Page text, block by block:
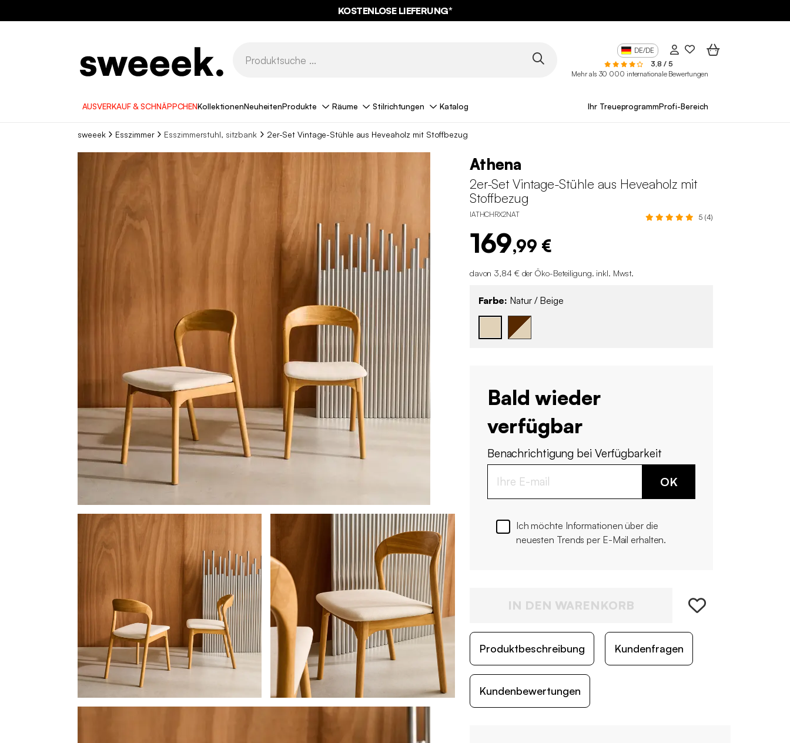
KOSTENLOSE LIEFERUNG*
DE/DE
3,8 / 5
Mehr als 30 000 internationale Bewertungen
AUSVERKAUF & SCHNÄPPCHENKollektionenNeuheitenProdukte Räume Stilrichtungen Katalog Ihr TreueprogrammProfi-Bereich
sweeek Esszimmer Esszimmerstuhl, sitzbank 2er-Set Vintage-Stühle aus Heveaholz mit Stoffbezug
Athena
2er-Set Vintage-Stühle aus Heveaholz mit
Stoffbezug
IATHCHRX2NAT 5 (4)
169,99 €
davon 3,84 € der Öko-Beteiligung. inkl. Mwst.
Farbe: Natur / Beige
Bald wieder
verfügbar
Benachrichtigung bei Verfügbarkeit
OK
Ich möchte Informationen über die
neuesten Trends per E-Mail erhalten.
IN DEN WARENKORB
Produktbeschreibung Kundenfragen
Kundenbewertungen